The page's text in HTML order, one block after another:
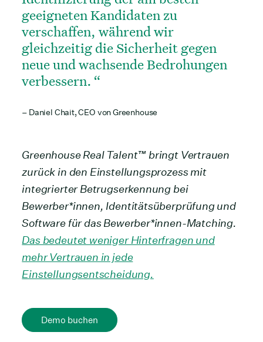
geeigneten Kandidaten zu
verschaffen, während wir
gleichzeitig die Sicherheit gegen
neue und wachsende Bedrohungen
verbessern.
– Daniel Chait, CEO von Greenhouse
Greenhouse Real Talent™ bringt Vertrauen
zurück in den Einstellungsprozess mit
integrierter Betrugserkennung bei
Bewerber*innen, Identitätsüberprüfung und
Software für das Bewerber*innen-Matching.
Das bedeutet weniger Hinterfragen und
mehr Vertrauen in jede
Einstellungsentscheidung.
Demo buchen